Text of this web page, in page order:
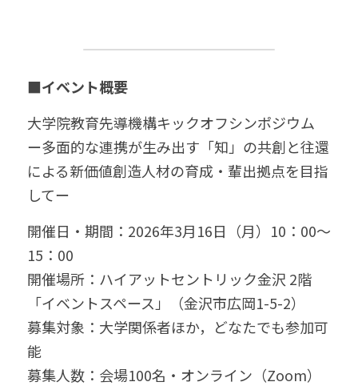
■イベント概要
大学院教育先導機構キックオフシンポジウム
ー多面的な連携が生み出す「知」の共創と往還
による新価値創造人材の育成・輩出拠点を目指
してー
開催日・期間：2026年3月16日（月）10：00～
15：00
開催場所：ハイアットセントリック金沢 2階
「イベントスペース」（金沢市広岡1-5-2）
募集対象：大学関係者ほか，どなたでも参加可
能
募集人数：会場100名・オンライン（Zoom）